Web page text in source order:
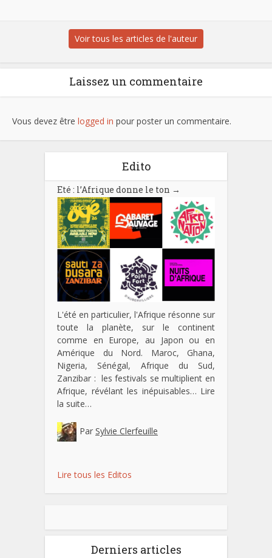
Voir tous les articles de l'auteur
Laissez un commentaire
Vous devez être logged in pour poster un commentaire.
Edito
Eté : l’Afrique donne le ton →
L'été en particulier, l'Afrique résonne sur
toute la planète, sur le continent
comme en Europe, au Japon ou en
Amérique du Nord. Maroc, Ghana,
Nigeria, Sénégal, Afrique du Sud,
Zanzibar : les festivals se multiplient en
Afrique, révélant les inépuisables… Lire
la suite…
Par Sylvie Clerfeuille
Lire tous les Editos
Derniers articles